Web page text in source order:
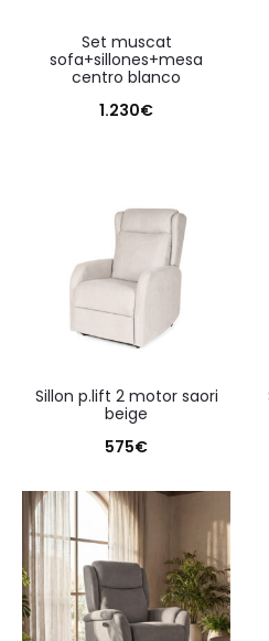
set muscat
sofa+sillones+mesa
centro blanco
1.230€
sillon p.lift 2 motor saori
beige
575€